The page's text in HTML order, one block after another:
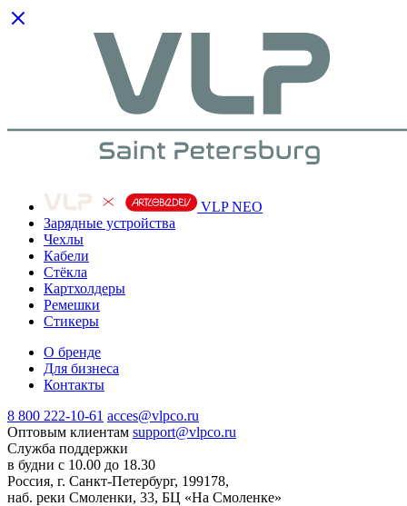
VLP NEO
Зарядные устройства
Чехлы
Кабели
Cтёкла
Картхолдеры
Ремешки
Стикеры
О бренде
Для бизнеса
Контакты
8 800 222-10-61 acces@vlpco.ru
Оптовым клиентам support@vlpco.ru
Служба поддержки
в будни с 10.00 до 18.30
Россия, г. Санкт-Петербург, 199178,
наб. реки Смоленки, 33, БЦ «На Смоленке»